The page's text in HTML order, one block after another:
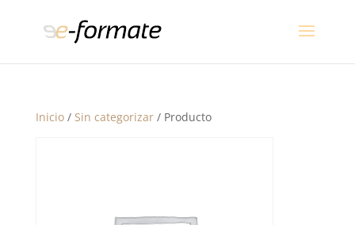
Inicio/ Sin categorizar/ Producto